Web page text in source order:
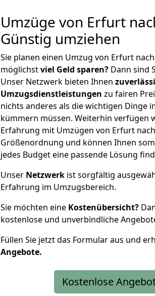
Umzüge von Erfurt
Günstig umziehen
Sie planen einen Umzug von Erfurt
möglichstviel Geld sparen? Dann sind
Unser Netzwerk bieten Ihnen
Umzugsdienstleistungen zu fairen
nichts anderes als die wichtigen Dinge
kümmern müssen. Weiterhin verfügen
Erfahrung mit Umzügen von Erfurt
Größenordnung und können Ihnen
jedes Budget eine passende Lösung
Unser Netzwerk ist sorgfältig
Erfahrung im Umzugsbereich.
Sie möchten eine Kostenübersicht?
kostenlose und unverbindliche
Füllen Sie jetzt das Formular aus und
Angebote.
Kostenlose